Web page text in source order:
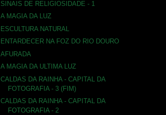
SINAIS DE RELIGIOSIDADE - 1
A MAGIA DA LUZ
ESCULTURA NATURAL
ENTARDECER NA FOZ DO RIO DOURO
AFURADA
A MAGIA DA ULTIMA LUZ
CALDAS DA RAINHA - CAPITAL DA
FOTOGRAFIA - 3 (FIM)
CALDAS DA RAINHA - CAPITAL DA
FOTOGRAFIA - 2